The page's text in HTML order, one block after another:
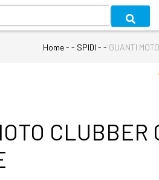
Home- - SPIDI - - GUANTI
CLUBBER